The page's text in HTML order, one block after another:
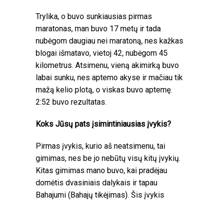
Trylika, o buvo sunkiausias pirmas
maratonas, man buvo 17 metų ir tada
nubėgom daugiau nei maratoną, nes kažkas
blogai išmatavo, vietoj 42, nubėgom 45
kilometrus. Atsimenu, vieną akimirką buvo
labai sunku, nes aptemo akyse ir mačiau tik
mažą kelio plotą, o viskas buvo aptemę.
2:52 buvo rezultatas.
Koks Jūsų pats įsimintiniausias įvykis?
Pirmas įvykis, kurio aš neatsimenu, tai
gimimas, nes be jo nebūtų visų kitų įvykių.
Kitas gimimas mano buvo, kai pradėjau
domėtis dvasiniais dalykais ir tapau
Bahajumi (Bahajų tikėjimas). Šis įvykis